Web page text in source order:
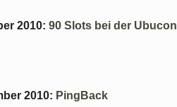
2010: 90 Slots bei der Ubucon
2010: PingBack